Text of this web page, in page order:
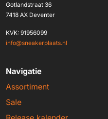
Gotlandstraat 36
7418 AX Deventer
KVK: 91956099
info@sneakerplaats.nl
Navigatie
Assortiment
Sale